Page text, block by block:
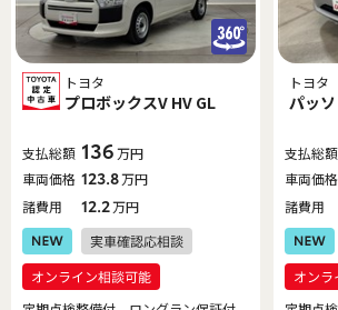
トヨタ
プロボックスV HV GL
支払総額 136万円
車両価格 123.8万円
諸費用
12.2万円
トヨタ
パッ
支払総額
車両価格
諸費用